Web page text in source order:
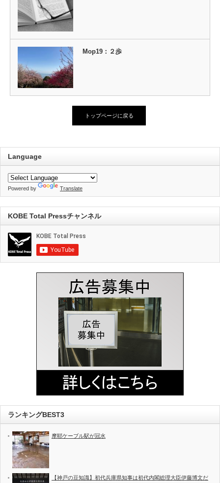
Mop19：２歩
トップページに戻る
Language
Powered by Translate
KOBE Total Pressチャンネル
ランキングBEST3
摩耶ケーブル駅が冠水
【神戸の豆知識】初代兵庫県知事は初代内閣総理大臣伊藤博文だ